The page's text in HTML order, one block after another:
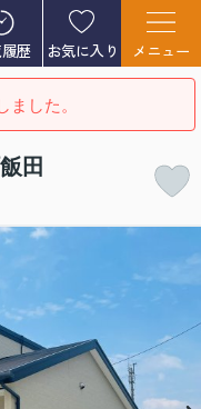
歴 お気に入り メニュー
ました。
田